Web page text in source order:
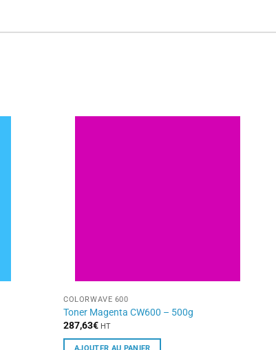
COLORWAVE 600
Toner Magenta CW600 – 500g
287,63€ HT
AJOUTER AU PANIER